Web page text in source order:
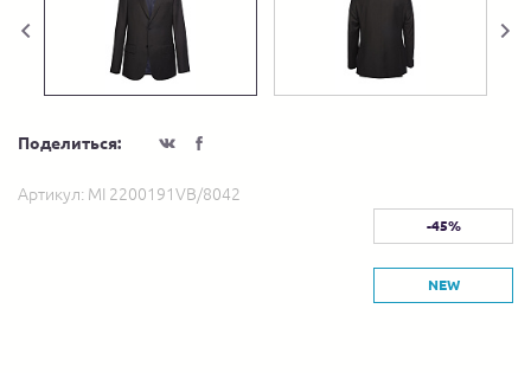
Поделиться:
Артикул: MI 2200191VB/8042
-45%
NEW